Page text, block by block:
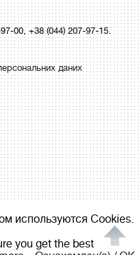
00, +38 (044) 207-97-15.
даних
используются Cookies.
you get the best